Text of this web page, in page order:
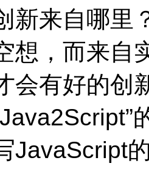
新来自哪里
想，而来自
会有好的创
JavaScript